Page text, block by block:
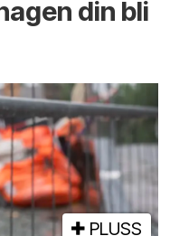
din bli
PLUSS